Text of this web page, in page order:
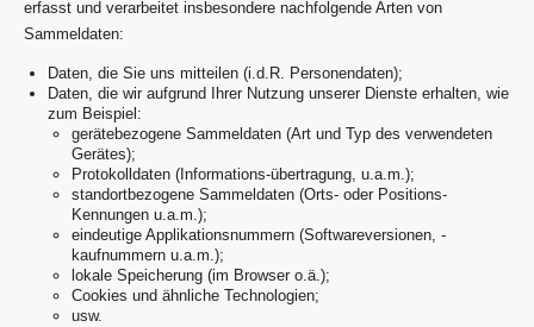
erfasst und verarbeitet insbesondere nachfolgende Arten von
Sammeldaten:
Daten, die Sie uns mitteilen (i.d.R. Personendaten);
Daten, die wir aufgrund Ihrer Nutzung unserer Dienste erhalten, wie
zum Beispiel:
gerätebezogene Sammeldaten (Art und Typ des verwendeten
Gerätes);
Protokolldaten (Informations-übertragung, u.a.m.);
standortbezogene Sammeldaten (Orts- oder Positions-
Kennungen u.a.m.);
eindeutige Applikationsnummern (Softwareversionen, -
kaufnummern u.a.m.);
lokale Speicherung (im Browser o.ä.);
Cookies und ähnliche Technologien;
usw.